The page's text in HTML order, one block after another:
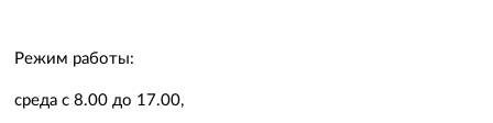
Режим работы:
среда с 8.00 до 17.00,